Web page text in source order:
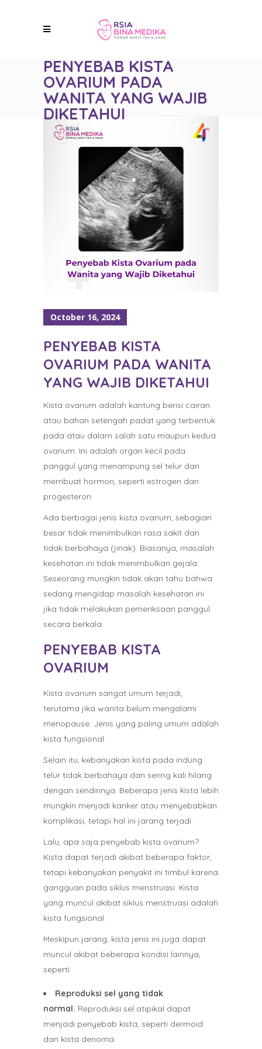
PENYEBAB KISTA
OVARIUM PADA
WANITA YANG WAJIB
DIKETAHUI
October 16, 2024
PENYEBAB KISTA
OVARIUM PADA WANITA
YANG WAJIB DIKETAHUI
Kista ovarium adalah kantung berisi cairan
atau bahan setengah padat yang terbentuk
pada atau dalam salah satu maupun kedua
ovarium. Ini adalah organ kecil pada
panggul yang menampung sel telur dan
membuat hormon, seperti estrogen dan
progesteron.
Ada berbagai jenis kista ovarium, sebagian
besar tidak menimbulkan rasa sakit dan
tidak berbahaya (jinak). Biasanya, masalah
kesehatan ini tidak menimbulkan gejala.
Seseorang mungkin tidak akan tahu bahwa
sedang mengidap masalah kesehatan ini
jika tidak melakukan pemeriksaan panggul
secara berkala.
PENYEBAB KISTA
OVARIUM
Kista ovarium sangat umum terjadi,
terutama jika wanita belum mengalami
menopause. Jenis yang paling umum adalah
kista fungsional.
Selain itu, kebanyakan kista pada indung
telur tidak berbahaya dan sering kali hilang
dengan sendirinya. Beberapa jenis kista lebih
mungkin menjadi kanker atau menyebabkan
komplikasi, tetapi hal ini jarang terjadi.
Lalu, apa saja penyebab kista ovarium?
Kista dapat terjadi akibat beberapa faktor,
tetapi kebanyakan penyakit ini timbul karena
gangguan pada siklus menstruasi. Kista
yang muncul akibat siklus menstruasi adalah
kista fungsional.
Meskipun jarang, kista jenis ini juga dapat
muncul akibat beberapa kondisi lainnya,
seperti:
Reproduksi sel yang tidak
normal. Reproduksi sel atipikal dapat
menjadi penyebab kista, seperti dermoid
dan kista denoma.